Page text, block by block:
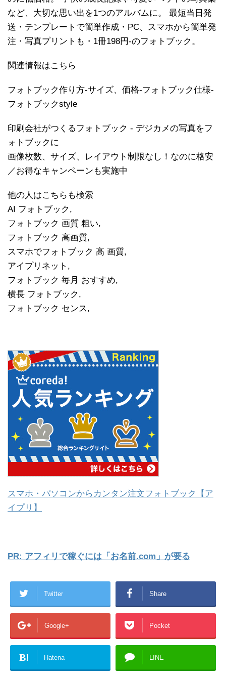
など、大切な思い出を1つのアルバムに。 最短当日発
送・テンプレートで簡単作成・PC、スマホから簡単発
注・写真プリントも・1冊198円-のフォトブック。
関連情報はこちら
フォトブック作り方-サイズ、価格-フォトブック仕様-
フォトブックstyle
印刷会社がつくるフォトブック - デジカメの写真をフ
ォトブックに
画像枚数、サイズ、レイアウト制限なし！なのに格安
／お得なキャンペーンも実施中
他の人はこちらも検索
AI フォトブック,
フォトブック 画質 粗い,
フォトブック 高画質,
スマホでフォトブック 高 画質,
アイプリネット,
フォトブック 毎月 おすすめ,
横長 フォトブック,
フォトブック センス,
スマホ・パソコンからカンタン注文フォトブック【ア
イプリ】
PR: アフィリで稼ぐには「お名前.com」が要る
Twitter Share
Google+ Pocket
B! Hatena LINE